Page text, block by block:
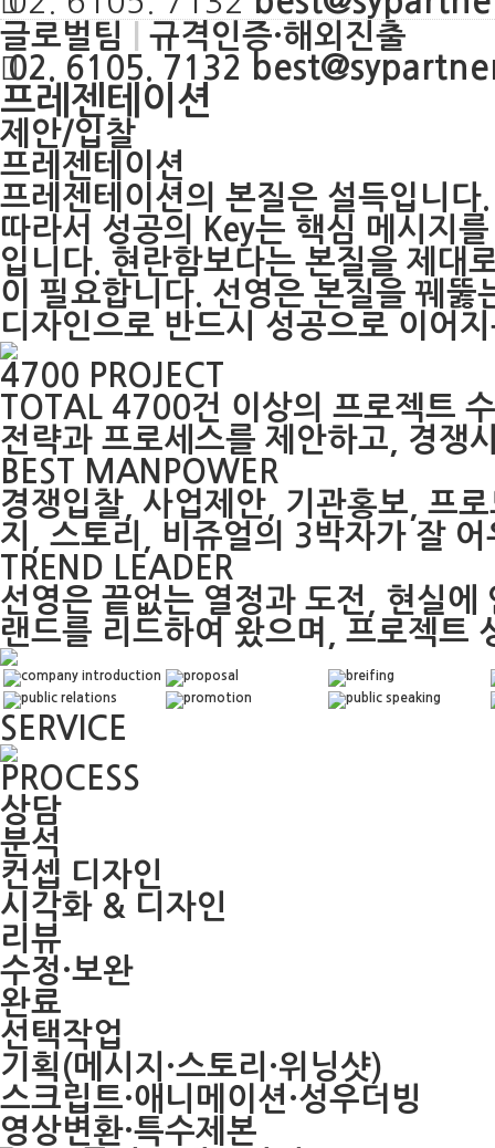
글로벌팀
규격인증·해외진출
02. 6105. 7132
프레젠테이션
제안/입찰
프레젠테이션
프레젠테이션의 본질은 설득입니다.
따라서 성공의 Key는 핵심 메시지
입니다. 현란함보다는 본질을 제대
이 필요합니다. 선영은 본질을 꿰
디자인으로 반드시 성공으로 이어
4700 PROJECT
TOTAL 4700건 이상의 프로젝트
전략과 프로세스를 제안하고, 경쟁
BEST MANPOWER
경쟁입찰, 사업제안, 기관홍보, 프
지, 스토리, 비쥬얼의 3박자가 잘
TREND LEADER
선영은 끝없는 열정과 도전, 현실
랜드를 리드하여 왔으며, 프로젝트
SERVICE
PROCESS
상담
분석
컨셉 디자인
시각화 & 디자인
리뷰
수정·보완
완료
선택작업
기획(메시지·스토리·위닝샷)
스크립트·애니메이션·성우더빙
영상변환·특수제본